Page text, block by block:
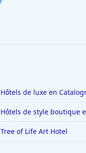
Hôtels de luxe en
Hôtels de style boutique
Tree of Life Art Hotel